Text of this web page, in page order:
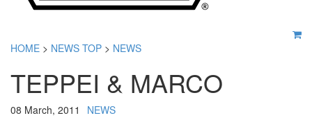
HOME > NEWS TOP > NEWS
TEPPEI & MARCO
08 March, 2011
NEWS